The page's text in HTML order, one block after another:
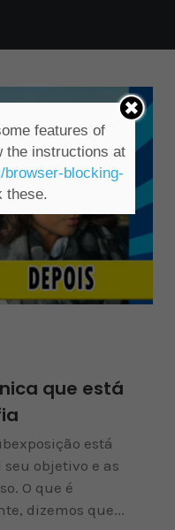
que está
está
objetivo e as
O que é
dizemos que...
features of
the instructions at
browser-blocking-
these.